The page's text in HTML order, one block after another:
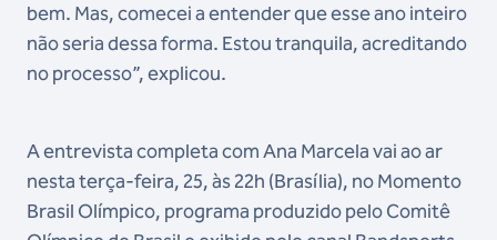
bem. Mas, comecei a entender que esse ano inteiro
não seria dessa forma. Estou tranquila, acreditando
no processo”, explicou.
A entrevista completa com Ana Marcela vai ao ar
nesta terça-feira, 25, às 22h (Brasília), no Momento
Brasil Olímpico, programa produzido pelo Comitê